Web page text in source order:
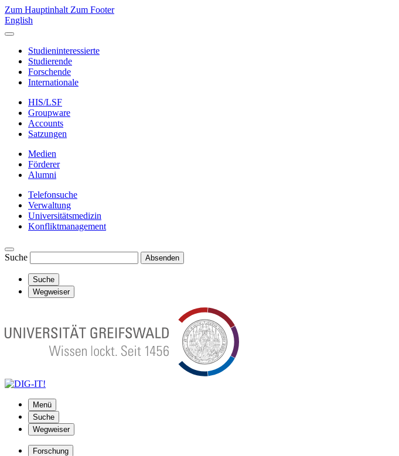
Zum Hauptinhalt Zum Footer
English
Studieninteressierte
Studierende
Forschende
Internationale
HIS/LSF
Groupware
Accounts
Satzungen
Medien
Förderer
Alumni
Telefonsuche
Verwaltung
Universitätsmedizin
Konfliktmanagement
Suche Absenden
Suche
Wegweiser
Menü
Suche
Wegweiser
Forschung